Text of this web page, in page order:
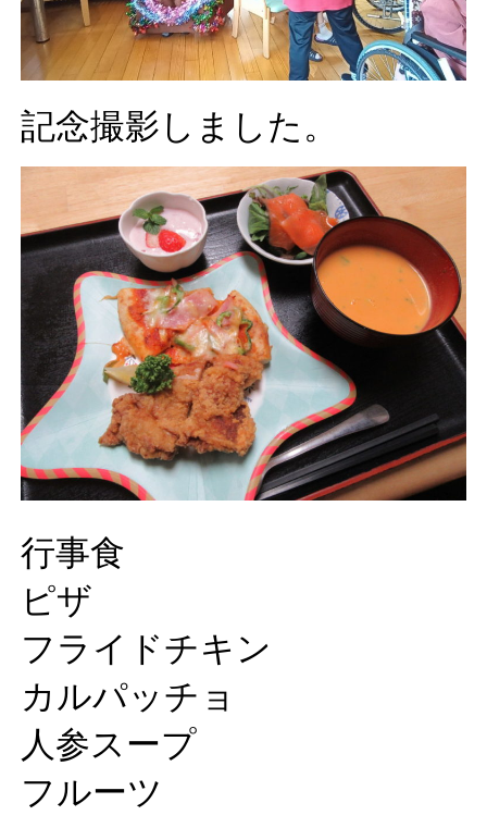
記念撮影しました。
行事食
ピザ
フライドチキン
カルパッチョ
人参スープ
フルーツ